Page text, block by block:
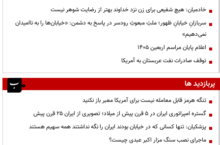
خادمیان: هیچ شفیعی برای زن نزد خداوند بهتر از رضایت شوهر نیست
سربازانِ خیابانِ ظهور؛ ملتِ مبعوثِ رودسر در پاسخ به دشمن: «خیابان‌ها را به ناامیدان
نمی‌دهیم»
اعلام پایان مراسم اربعین ۱۴۰۵
توقف صادرات نفت عربستان به آمریکا
پربازدید ها
تنگه هرمز قابل معامله نیست برای آمریکا معبر باز نکنید
گستره امپراتوری ایران در ۵ قرن پیش از میلاد؛ تصویری از ایران ۲۵ قرن پیش
پزشکیان: تنها کسانی که در خیابان بودند ایران را نگه نداشتند همه سهیم هستند
ماجرای نصب سنگ مزار اکبر عبدی چیست؟